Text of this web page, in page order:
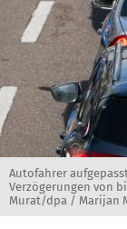
Autofahrer
Verzögerungen von
Murat/dpa / Marijan